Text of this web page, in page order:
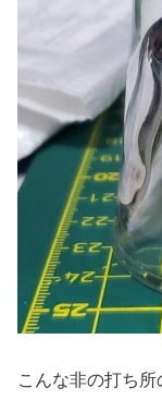
こんな非の打ち